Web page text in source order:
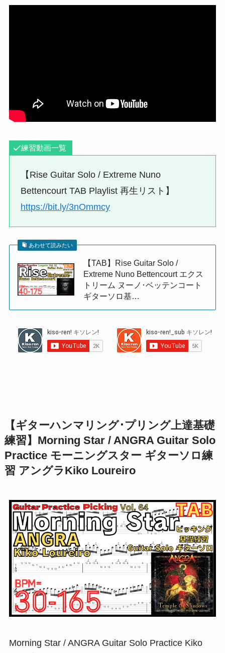
練習動画一覧
【Rise Guitar Solo / Extreme Nuno
Bettencourt TAB Playlist 再生リスト】
https://bit.ly/3nOmmcy
あわせて読みたい
【TAB】Rise Guitar Solo /
Extreme Nuno Bettencourt エクス
トリーム ヌーノ･ベッテンコート
ギターソロ基…
【ギターハンマリング･プリング上達基礎
練習】Morning Star / ANGRA Guitar Solo
Practice モーニングスター ギターソロ練
習 アングラKiko Loureiro
Morning Star / ANGRA Guitar Solo Practice Kiko